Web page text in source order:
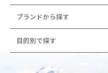
ブランドから探す
目的別で探す